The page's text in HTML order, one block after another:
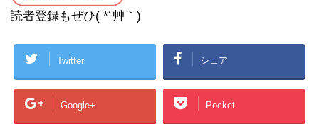
読者登録もぜひ( *´艸｀)
Twitter シェア
Google+ Pocket